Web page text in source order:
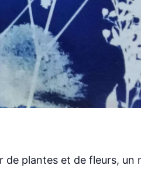
plantes et de fleurs, un